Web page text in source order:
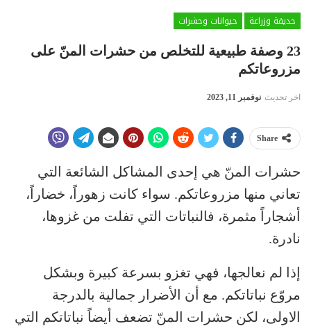
حديقة وزراعة
حيوانات وحشرات
23 وصفة طبيعية للتخلص من حشرات المنّ على
مزروعاتكم
اخر تحديث نوفمبر 11, 2023
Share
حشرات المنّ هي إحدى المشاكل الشائعة التي
تعاني منها مزروعاتكم. سواء كانت زهوراً، خضاراً،
أشجاراً مثمرة، فالنباتات التي تفلت من غزوها،
نادرة.
إذا لم نعالجها، فهي تغزو بسرعة كبيرة وبشكل
مروّع نباتاتكم. مع أن الأضرار جمالية بالدرجة
الاولى، لكن حشرات المنّ تضعف أيضاً نباتاتكم التي